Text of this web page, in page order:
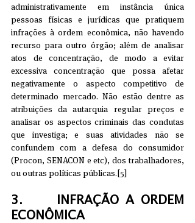
administrativamente em instância única
pessoas físicas e jurídicas que pratiquem
infrações à ordem econômica, não havendo
recurso para outro órgão; além de analisar
atos de concentração, de modo a evitar
excessiva concentração que possa afetar
negativamente o aspecto competitivo de
determinado mercado. Não estão dentre as
atribuições da autarquia regular preços e
analisar os aspectos criminais das condutas
que investiga; e suas atividades não se
confundem com a defesa do consumidor
(Procon, SENACON e etc), dos trabalhadores,
ou outras políticas públicas.[5]
3.     INFRAÇÃO A ORDEM
ECONÔMICA